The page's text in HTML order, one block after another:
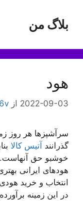
محتوابلاگ من
هود
2022-09-03 از
سرآشپزها هر روز
گذرانند آتیس کالا
خوشبو حق آنهاست.
هودهای ایرانی
انتخاب و خرید
در این زمینه